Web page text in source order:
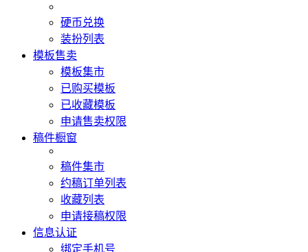
硬币兑换
装扮列表
模板售卖
模板集市
已购买模板
已收藏模板
申请售卖权限
稿件橱窗
稿件集市
约稿订单列表
收藏列表
申请接稿权限
信息认证
绑定手机号